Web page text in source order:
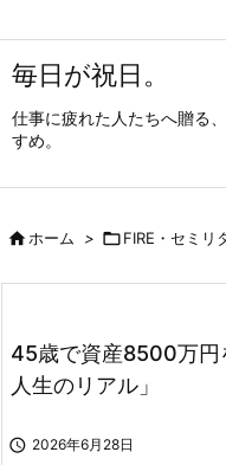
毎日が祝日。
仕事に疲れた人たちへ贈る
すめ。
ホーム > FIRE・セミリ
45歳で資産8500万円
人生のリアル」
 2026年6月28日